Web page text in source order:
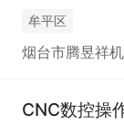
牟平区
烟台市腾昱祥
CNC数控操